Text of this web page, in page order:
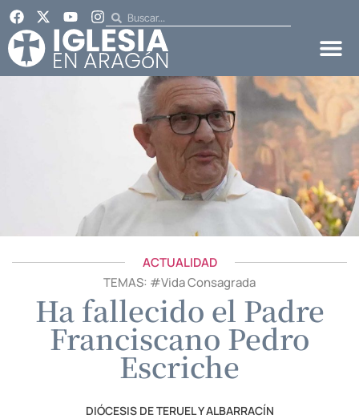
ACTUALIDAD
TEMAS: #Vida Consagrada
Ha fallecido el Padre
Franciscano Pedro
Escriche
DIÓCESIS DE TERUEL Y ALBARRACÍN